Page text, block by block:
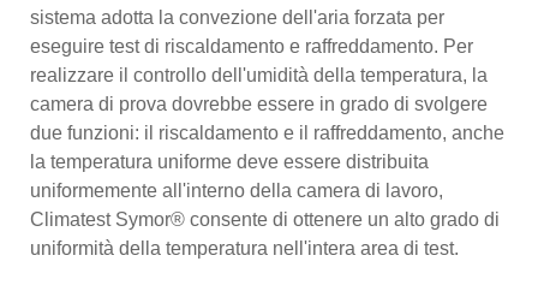
sistema adotta la convezione dell'aria forzata per
eseguire test di riscaldamento e raffreddamento. Per
realizzare il controllo dell'umidità della temperatura, la
camera di prova dovrebbe essere in grado di svolgere
due funzioni: il riscaldamento e il raffreddamento, anche
la temperatura uniforme deve essere distribuita
uniformemente all'interno della camera di lavoro,
Climatest Symor® consente di ottenere un alto grado di
uniformità della temperatura nell'intera area di test.